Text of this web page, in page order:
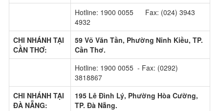
Hotline: 1900 0055 Fax: (024) 3943
4932
CHI NHÁNH TẠI
CẦN THƠ:
59 Võ Văn Tần, Phường Ninh Kiều, TP.
Cần Thơ.
Hotline: 1900 0055 - Fax: (0292)
3818867
CHI NHÁNH TẠI
ĐÀ NẴNG:
195 Lê Đình Lý, Phường Hòa Cường,
TP. Đà Nẵng.